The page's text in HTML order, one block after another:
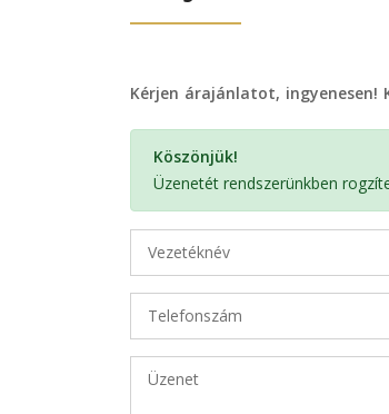
Kérjen árajánlatot, ingyenesen!
Köszönjük!
Üzenetét rendszerünkben